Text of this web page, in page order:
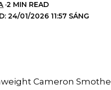
24/01/2026 11:57 SÁNG
2 MIN READ
Cameron